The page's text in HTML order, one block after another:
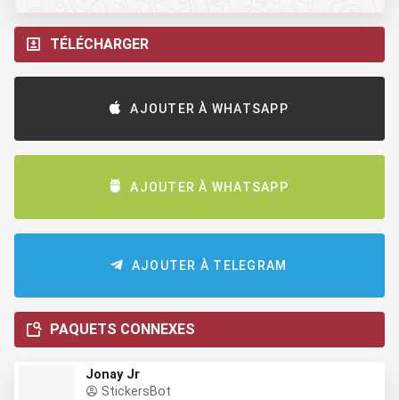
TÉLÉCHARGER
AJOUTER À WHATSAPP
AJOUTER À WHATSAPP
AJOUTER À TELEGRAM
PAQUETS CONNEXES
Jonay Jr
StickersBot